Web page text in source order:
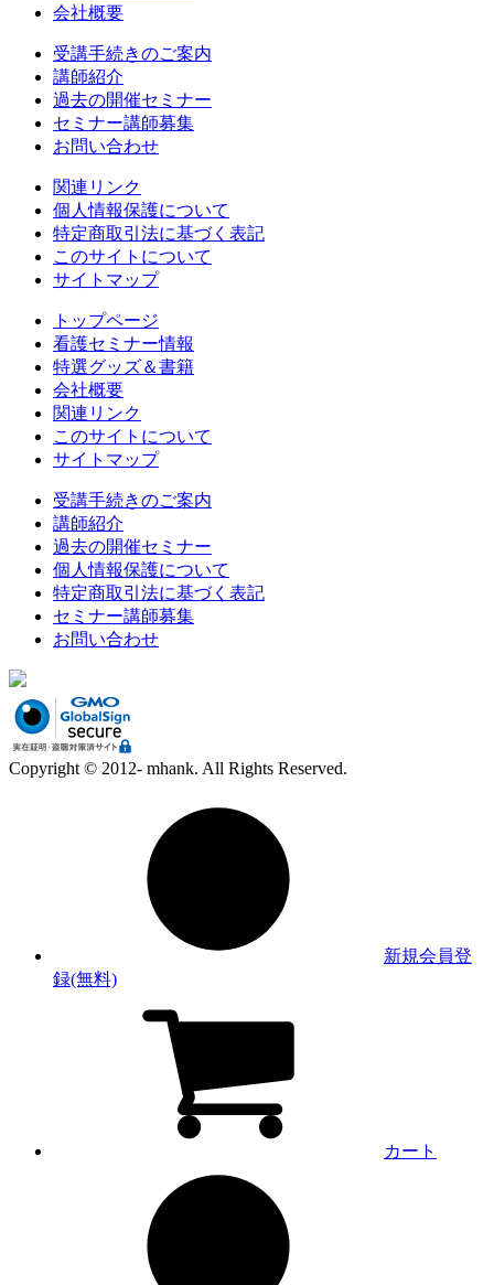
会社概要
受講手続きのご案内
講師紹介
過去の開催セミナー
セミナー講師募集
お問い合わせ
関連リンク
個人情報保護について
特定商取引法に基づく表記
このサイトについて
サイトマップ
トップページ
看護セミナー情報
特選グッズ＆書籍
会社概要
関連リンク
このサイトについて
サイトマップ
受講手続きのご案内
講師紹介
過去の開催セミナー
個人情報保護について
特定商取引法に基づく表記
セミナー講師募集
お問い合わせ
Copyright © 2012- mhank. All Rights Reserved.
新規会員登
録(無料)
カート